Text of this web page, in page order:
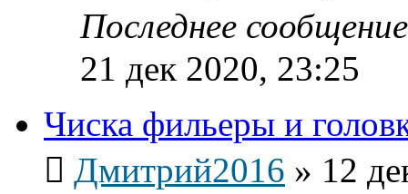
Последнее
21 дек 2020, 23:25
Чиска фильеры и
Дмитрий2016 » 12